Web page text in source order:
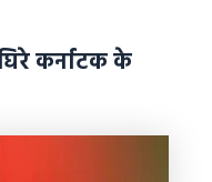
कर्नाटक के